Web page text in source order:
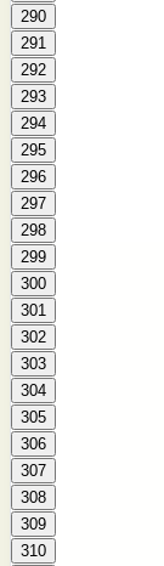
290
291
292
293
294
295
296
297
298
299
300
301
302
303
304
305
306
307
308
309
310